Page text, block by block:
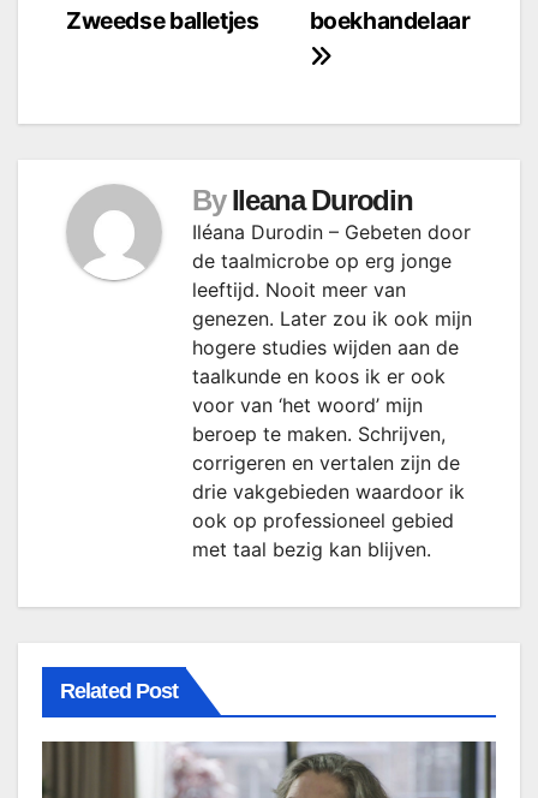
boekhandelaar
Zweedse balletjes
By Ileana Durodin
Iléana Durodin – Gebeten door
de taalmicrobe op erg jonge
leeftijd. Nooit meer van
genezen. Later zou ik ook mijn
hogere studies wijden aan de
taalkunde en koos ik er ook
voor van ‘het woord’ mijn
beroep te maken. Schrijven,
corrigeren en vertalen zijn de
drie vakgebieden waardoor ik
ook op professioneel gebied
met taal bezig kan blijven.
Related Post